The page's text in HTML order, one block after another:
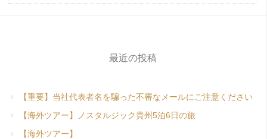
最近の投稿
【重要】当社代表者名を騙った不審なメールにご注意ください
【海外ツアー】ノスタルジック貴州5泊6日の旅
【海外ツアー】